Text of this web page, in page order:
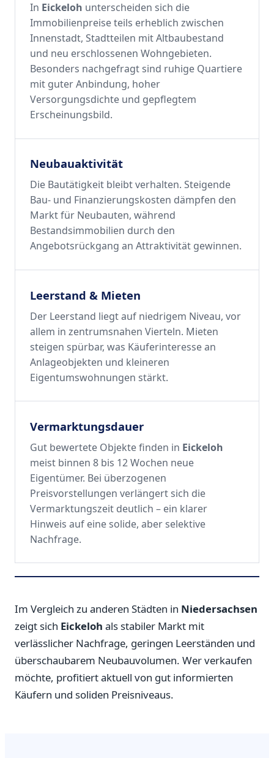
In Eickeloh unterscheiden sich die
Immobilienpreise teils erheblich zwischen
Innenstadt, Stadtteilen mit Altbaubestand
und neu erschlossenen Wohngebieten.
Besonders nachgefragt sind ruhige Quartiere
mit guter Anbindung, hoher
Versorgungsdichte und gepflegtem
Erscheinungsbild.
Neubauaktivität
Die Bautätigkeit bleibt verhalten. Steigende
Bau- und Finanzierungskosten dämpfen den
Markt für Neubauten, während
Bestandsimmobilien durch den
Angebotsrückgang an Attraktivität gewinnen.
Leerstand & Mieten
Der Leerstand liegt auf niedrigem Niveau, vor
allem in zentrumsnahen Vierteln. Mieten
steigen spürbar, was Käuferinteresse an
Anlageobjekten und kleineren
Eigentumswohnungen stärkt.
Vermarktungsdauer
Gut bewertete Objekte finden in Eickeloh
meist binnen 8 bis 12 Wochen neue
Eigentümer. Bei überzogenen
Preisvorstellungen verlängert sich die
Vermarktungszeit deutlich – ein klarer
Hinweis auf eine solide, aber selektive
Nachfrage.
Im Vergleich zu anderen Städten in Niedersachsen
zeigt sich Eickeloh als stabiler Markt mit
verlässlicher Nachfrage, geringen Leerständen und
überschaubarem Neubauvolumen. Wer verkaufen
möchte, profitiert aktuell von gut informierten
Käufern und soliden Preisniveaus.